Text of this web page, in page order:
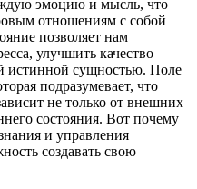
эмоцию и мысль, что
отношениям с собой
позволяет нам
улучшить качество
истинной сущностью. Поле
подразумевает, что
не только от внешних
состояния. Вот почему
и управления
создавать свою